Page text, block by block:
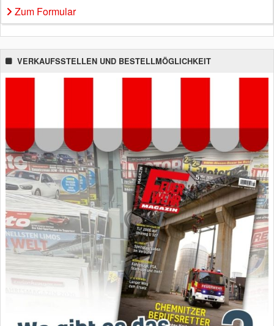
Zum Formular
VERKAUFSSTELLEN UND BESTELLMÖGLICHKEIT